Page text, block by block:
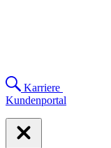
Karriere
Kundenportal